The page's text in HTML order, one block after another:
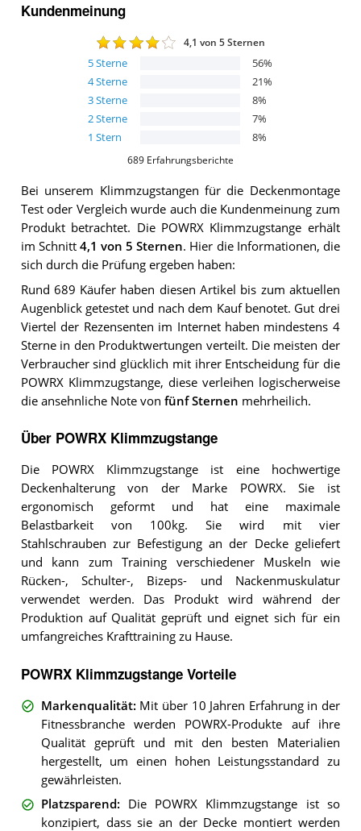
Kundenmeinung
4,1 von 5 Sternen
5Sterne 56%
4Sterne 21%
3Sterne 8%
2Sterne 7%
1 Stern 8%
689 Erfahrungsberichte
Bei unserem Klimmzugstangen für die Deckenmontage
Test oder Vergleich wurde auch die Kundenmeinung zum
Produkt betrachtet. Die POWRX Klimmzugstange erhält
im Schnitt 4,1 von 5 Sternen. Hier die Informationen, die
sich durch die Prüfung ergeben haben:
Rund 689 Käufer haben diesen Artikel bis zum aktuellen
Augenblick getestet und nach dem Kauf benotet. Gut drei
Viertel der Rezensenten im Internet haben mindestens 4
Sterne in den Produktwertungen verteilt. Die meisten der
Verbraucher sind glücklich mit ihrer Entscheidung für die
POWRX Klimmzugstange, diese verleihen logischerweise
die ansehnliche Note von fünf Sternen mehrheilich.
Über POWRX Klimmzugstange
Die POWRX Klimmzugstange ist eine hochwertige
Deckenhalterung von der Marke POWRX. Sie ist
ergonomisch geformt und hat eine maximale
Belastbarkeit von 100kg. Sie wird mit vier
Stahlschrauben zur Befestigung an der Decke geliefert
und kann zum Training verschiedener Muskeln wie
Rücken-, Schulter-, Bizeps- und Nackenmuskulatur
verwendet werden. Das Produkt wird während der
Produktion auf Qualität geprüft und eignet sich für ein
umfangreiches Krafttraining zu Hause.
POWRX Klimmzugstange Vorteile
Markenqualität: Mit über 10 Jahren Erfahrung in der
Fitnessbranche werden POWRX-Produkte auf ihre
Qualität geprüft und mit den besten Materialien
hergestellt, um einen hohen Leistungsstandard zu
gewährleisten.
Platzsparend: Die POWRX Klimmzugstange ist so
konzipiert, dass sie an der Decke montiert werden